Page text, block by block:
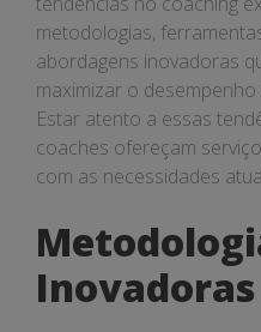
metodologias,
abordagens inovadoras
maximizar o
Estar atento a essas
coaches ofereçam
com as necessidades
Inovadoras